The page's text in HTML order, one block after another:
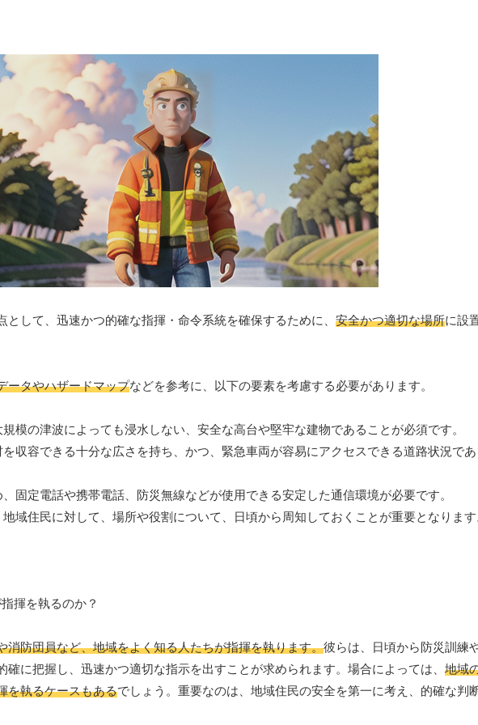
して、迅速かつ的確な指揮・命令系統を確保するために、 安全かつ適切な場所に設
ータやハザードマップなどを参考に、以下の要素を考慮する必要があります。
模の津波によっても浸水しない、安全な高台や堅牢な建物であることが必須です。
収容できる十分な広さを持ち、かつ、緊急車両が容易にアクセスできる道路状況で
固定電話や携帯電話、防災無線などが使用できる安定した通信環境が必要です。
域住民に対して、場所や役割について、日頃から周知しておくことが重要となります
消防団員など、地域をよく知る人たちが指揮を執ります。彼らは、日頃から防災訓練
に把握し、迅速かつ適切な指示を出すことが求められます。場合によっては、 地域
を執るケースもあるでしょう。重要なのは、地域住民の安全を第一に考え、的確な判